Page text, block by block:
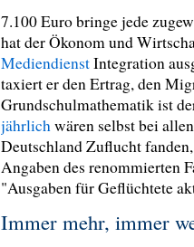
7.100 Euro bringe jede
hat der Ökonom und
MediendienstIntegration
taxiert er den Ertrag, den
Grundschulmathematik ist
jährlich wären selbst bei
Deutschland Zuflucht
Angaben des renommierten
"Ausgaben für Geflüchtete
Immer mehr, immer